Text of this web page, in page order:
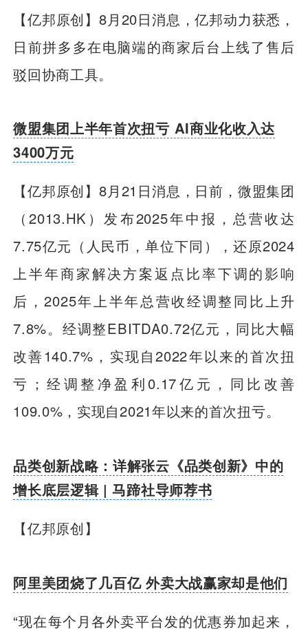
【亿邦原创】 8月20日消息，亿邦动力获悉，
日前拼多多在电脑端的商家后台上线了售后
驳回协商工具。
微盟集团上半年首次扭亏 AI商业化收入达
3400万元
【亿邦原创】8月21日消息，日前，微盟集团
（2013.HK）发布2025年中报，总营收达
7.75亿元（人民币，单位下同），还原2024
上半年商家解决方案返点比率下调的影响
后，2025年上半年总营收经调整同比上升
7.8%。经调整EBITDA0.72亿元，同比大幅
改善140.7%，实现自2022年以来的首次扭
亏；经调整净盈利0.17亿元，同比改善
109.0%，实现自2021年以来的首次扭亏。
品类创新战略：详解张云《品类创新》中的
增长底层逻辑 | 马蹄社导师荐书
【亿邦原创】
阿里美团烧了几百亿 外卖大战赢家却是他们
“现在每个月各外卖平台发的优惠券加起来，